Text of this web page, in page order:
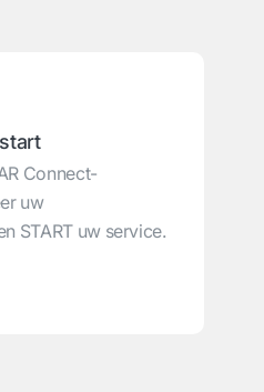
Connect-
uw
START uw service.